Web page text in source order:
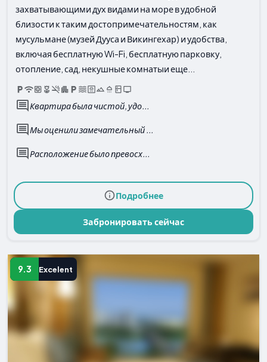
захватывающими дух видами на море в удобной
близости к таким достопримечательностям, как
мусульмане (музей Дууса и Викингехар) и удобства,
включая бесплатную Wi-Fi, бесплатную парковку,
отопление, сад, некушные комнатыи еще...
Квартира была чистой, удо...
Мы оценили замечательный ...
Расположение было превосх...
Подробнее
Забронировать сейчас
9.3 Excelent